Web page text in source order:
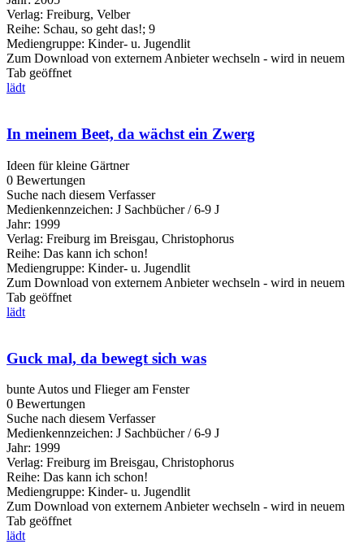
Verlag: Freiburg, Velber
Reihe: Schau, so geht das!; 9
Mediengruppe: Kinder- u. Jugendlit
Zum Download von externem Anbieter wechseln - wird in neuem
Tab geöffnet
lädt
In meinem Beet, da wächst ein Zwerg
Ideen für kleine Gärtner
0 Bewertungen
Suche nach diesem Verfasser
Medienkennzeichen: J Sachbücher / 6-9 J
Jahr: 1999
Verlag: Freiburg im Breisgau, Christophorus
Reihe: Das kann ich schon!
Mediengruppe: Kinder- u. Jugendlit
Zum Download von externem Anbieter wechseln - wird in neuem
Tab geöffnet
lädt
Guck mal, da bewegt sich was
bunte Autos und Flieger am Fenster
0 Bewertungen
Suche nach diesem Verfasser
Medienkennzeichen: J Sachbücher / 6-9 J
Jahr: 1999
Verlag: Freiburg im Breisgau, Christophorus
Reihe: Das kann ich schon!
Mediengruppe: Kinder- u. Jugendlit
Zum Download von externem Anbieter wechseln - wird in neuem
Tab geöffnet
lädt